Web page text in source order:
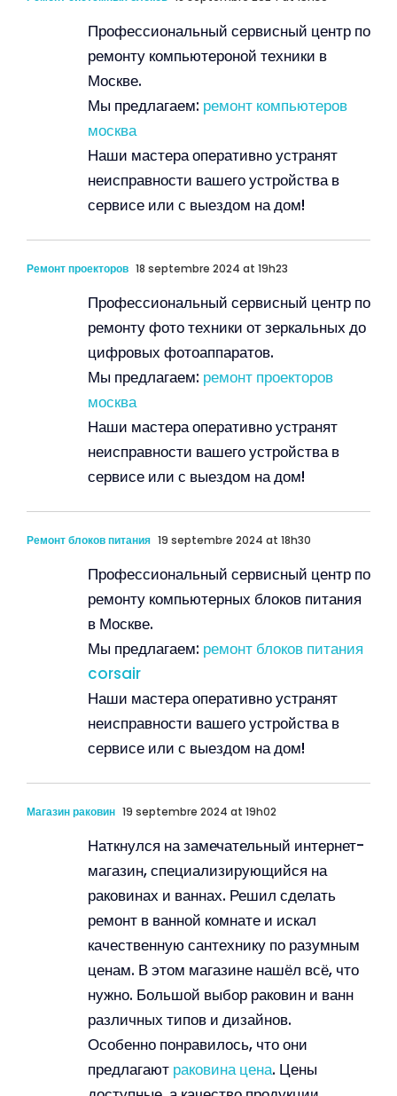
Профессиональный сервисный центр по
ремонту компьютероной техники в
Москве.
Мы предлагаем: ремонт компьютеров
москва
Наши мастера оперативно устранят
неисправности вашего устройства в
сервисе или с выездом на дом!
Ремонт проекторов 18 septembre 2024 at 19h23
Профессиональный сервисный центр по
ремонту фото техники от зеркальных до
цифровых фотоаппаратов.
Мы предлагаем: ремонт проекторов
москва
Наши мастера оперативно устранят
неисправности вашего устройства в
сервисе или с выездом на дом!
Ремонт блоков питания 19 septembre 2024 at 18h30
Профессиональный сервисный центр по
ремонту компьютерных блоков питания
в Москве.
Мы предлагаем: ремонт блоков питания
corsair
Наши мастера оперативно устранят
неисправности вашего устройства в
сервисе или с выездом на дом!
Магазин раковин 19 septembre 2024 at 19h02
Наткнулся на замечательный интернет-
магазин, специализирующийся на
раковинах и ваннах. Решил сделать
ремонт в ванной комнате и искал
качественную сантехнику по разумным
ценам. В этом магазине нашёл всё, что
нужно. Большой выбор раковин и ванн
различных типов и дизайнов.
Особенно понравилось, что они
предлагают раковина цена. Цены